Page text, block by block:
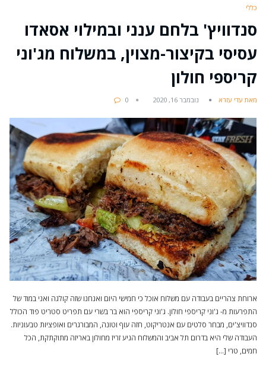
כללי
סנדוויץ' בלחם ענני ובמילוי אסאדו
עסיסי בקיצור-מצוין, במשלוח מג'וני
קריספי חולון
מאת עדי עזרא נובמבר 16, 2020 0
ארוחת צהריים בעבודה עם משלוח אוכל כי חמישי היום ואנחנו שזה קולגה ואני במוד של
התפרעות מ- ג'וני קריספי חולון. ג'וני קריספי הוא בר בשרי עם תפריט סטריט פוד הכולל
סנדוויצ'ים, מבחר סלטים עם אנטריקוט, חזה עוף וטונה, המבורגרים ואופציות טבעוניות.
העבודה שלי היא בדרום תל אביב והמשלוח הגיע זריז מחולון באריזה מתוקתקת, הכל
חמים, טרי […]